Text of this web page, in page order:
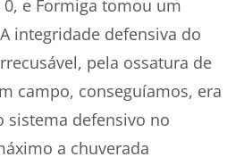
e Formiga tomou um
integridade defensiva do
pela ossatura de
campo, conseguíamos, era
sistema defensivo no
a chuverada